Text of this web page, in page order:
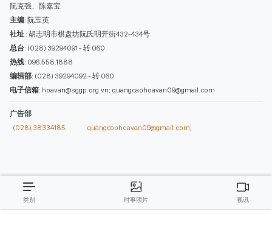
阮克强、陈嘉宝
主编: 阮玉英
社址 : 胡志明市棋盘坊阮氏明开街432-434号
总台: (028) 39294091 - 转 060
热线: 096.558.1888
编辑部: (028) 39294092 - 转 060
电子信箱: hoavan@sggp.org.vn; quangcaohoavan09@gmail.com
广告部
(028) 38334185
quangcaohoavan09@gmail.com;
类别 时事照片 视讯